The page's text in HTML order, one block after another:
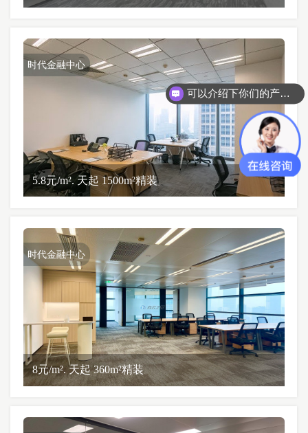
时代金融中心
5.8元/m². 天起 1500m²精装
时代金融中心
8元/m². 天起 360m²精装
可以介绍下你们的产品么？